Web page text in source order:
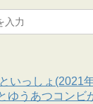
いっしょ(2021
ゆうあつコンビ